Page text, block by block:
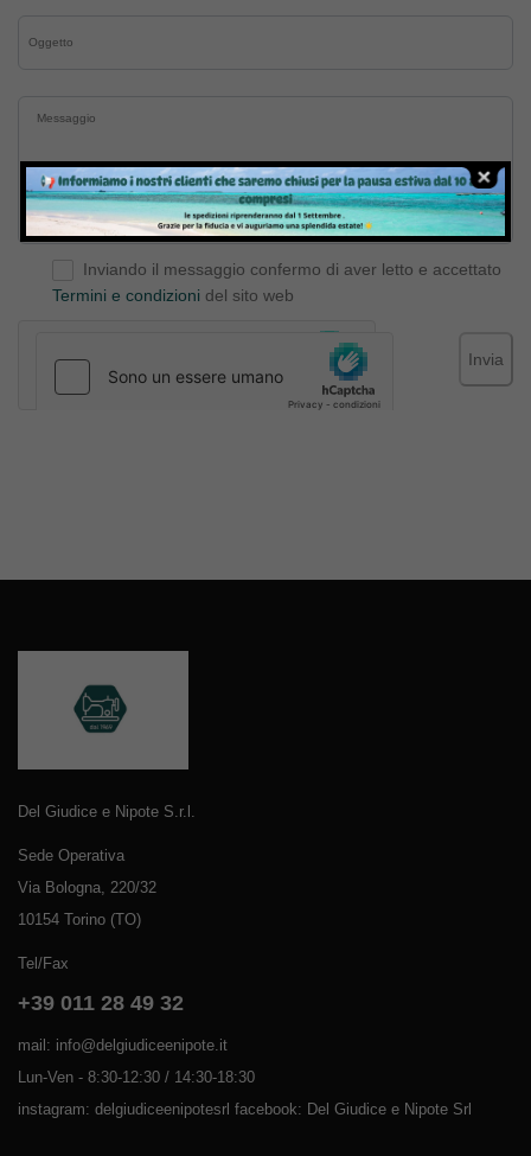
Inviando il messaggio confermo di aver letto e accettato
Termini e condizioni del sito web
Invia
Del Giudice e Nipote S.r.l.
Sede Operativa
Via Bologna, 220/32
10154 Torino (TO)
Tel/Fax
+39 011 28 49 32
mail: info@delgiudiceenipote.it
Lun-Ven - 8:30-12:30 / 14:30-18:30
instagram: delgiudiceenipotesrl facebook: Del Giudice e Nipote Srl